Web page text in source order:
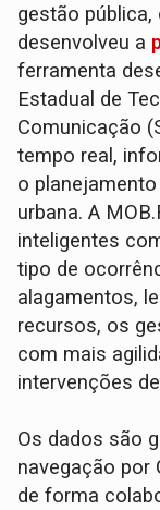
gestão pública,
desenvolveu a
ferramenta
Estadual de
Comunicação
tempo real,
o
urbana. A
inteligentes
tipo de
alagamentos,
recursos, os
com mais
intervenções
Os dados são
navegação por
de forma